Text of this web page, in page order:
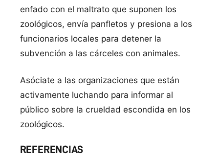
enfado con el maltrato que suponen los
zoológicos, envía panfletos y presiona a los
funcionarios locales para detener la
subvención a las cárceles con animales.
Asóciate a las organizaciones que están
activamente luchando para informar al
público sobre la crueldad escondida en los
zoológicos.
REFERENCIAS